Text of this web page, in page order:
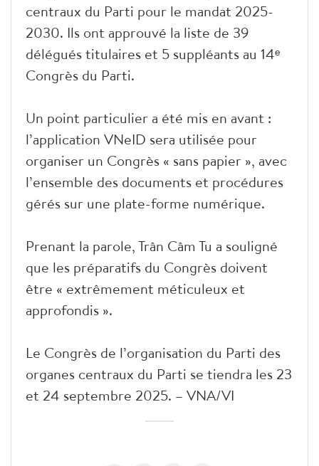
centraux du Parti pour le mandat 2025-
2030. Ils ont approuvé la liste de 39
délégués titulaires et 5 suppléants au 14ᵉ
Congrès du Parti.
Un point particulier a été mis en avant :
l’application VNeID sera utilisée pour
organiser un Congrès « sans papier », avec
l’ensemble des documents et procédures
gérés sur une plate-forme numérique.
Prenant la parole, Trân Câm Tu a souligné
que les préparatifs du Congrès doivent
être « extrêmement méticuleux et
approfondis ».
Le Congrès de l’organisation du Parti des
organes centraux du Parti se tiendra les 23
et 24 septembre 2025. – VNA/VI